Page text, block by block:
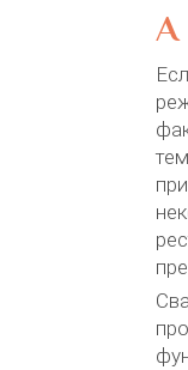
А